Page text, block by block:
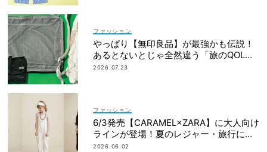
ファッション
やっぱり【無印良品】が最強かも伝説！
あるとないとじゃ全然違う「旅のQOL爆
上げアイテム」
2026.07.23
ファッション
6/3発売【CARAMEL×ZARA】に大人向け
ラインが登場！夏のレジャー・旅行にも
おすすめ
2026.06.02